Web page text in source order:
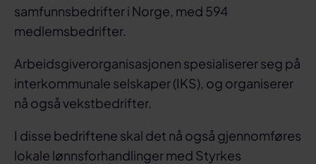
samfunnsbedrifter i Norge, med 594
medlemsbedrifter.
Arbeidsgiverorganisasjonen spesialiserer seg på
interkommunale selskaper (IKS), og organiserer
nå også vekstbedrifter.
I disse bedriftene skal det nå også gjennomføres
lokale lønnsforhandlinger med Styrkes